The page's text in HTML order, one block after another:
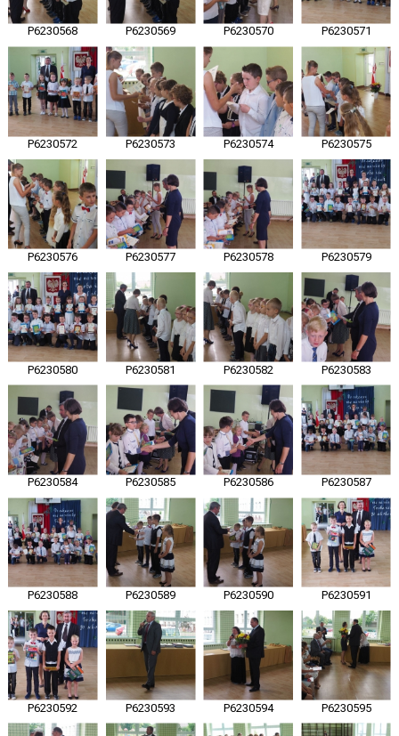
P6230568 P6230569 P6230570 P6230571
P6230572 P6230573 P6230574 P6230575
P6230576 P6230577 P6230578 P6230579
P6230580 P6230581 P6230582 P6230583
P6230584 P6230585 P6230586 P6230587
P6230588 P6230589 P6230590 P6230591
P6230592 P6230593 P6230594 P6230595